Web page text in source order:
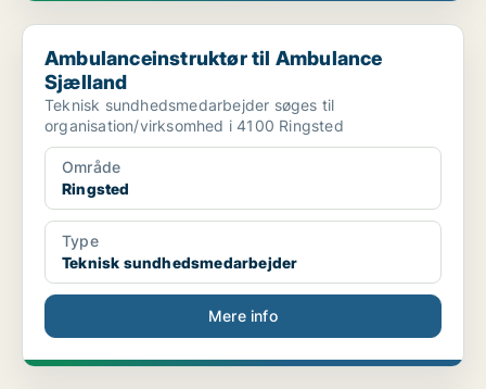
Ambulanceinstruktør til Ambulance Sjælland
Ambulanceinstruktør til Ambulance
Sjælland
Teknisk sundhedsmedarbejder søges til
organisation/virksomhed i 4100 Ringsted
Område
Ringsted
Type
Teknisk sundhedsmedarbejder
Mere info